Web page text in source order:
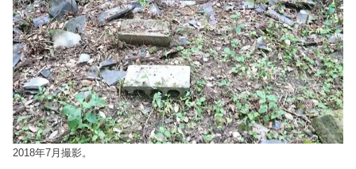
2018年7月撮影。